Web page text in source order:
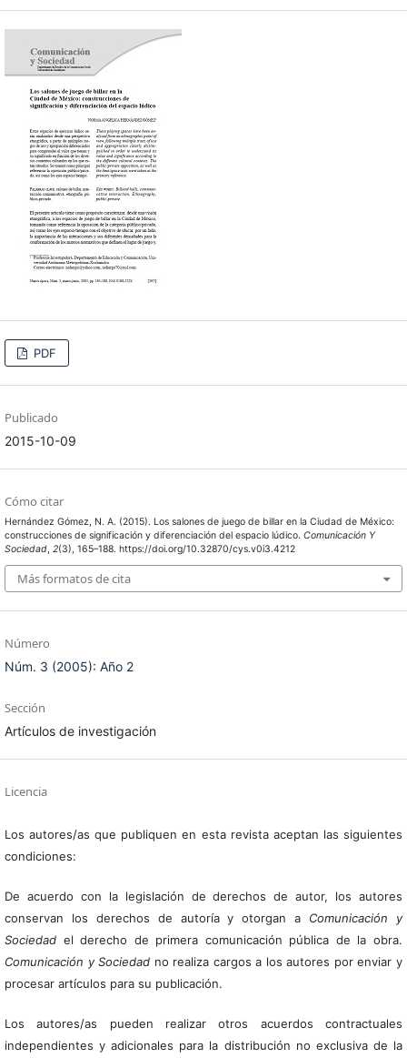
PDF
Publicado
2015-10-09
Cómo citar
Hernández Gómez, N. A. (2015). Los salones de juego de billar en la Ciudad de México:
construcciones de significación y diferenciación del espacio lúdico. Comunicación Y
Sociedad, 2(3), 165–188. https://doi.org/10.32870/cys.v0i3.4212
Más formatos de cita
Número
Núm. 3 (2005): Año 2
Sección
Artículos de investigación
Licencia
Los autores/as que publiquen en esta revista aceptan las siguientes
condiciones:
De acuerdo con la legislación de derechos de autor, los autores
conservan los derechos de autoría y otorgan a Comunicación y
Sociedadel derecho de primera comunicación pública de la obra.
Comunicación y Sociedad no realiza cargos a los autores por enviar y
procesar artículos para su publicación.
Los autores/as pueden realizar otros acuerdos contractuales
independientes y adicionales para la distribución no exclusiva de la